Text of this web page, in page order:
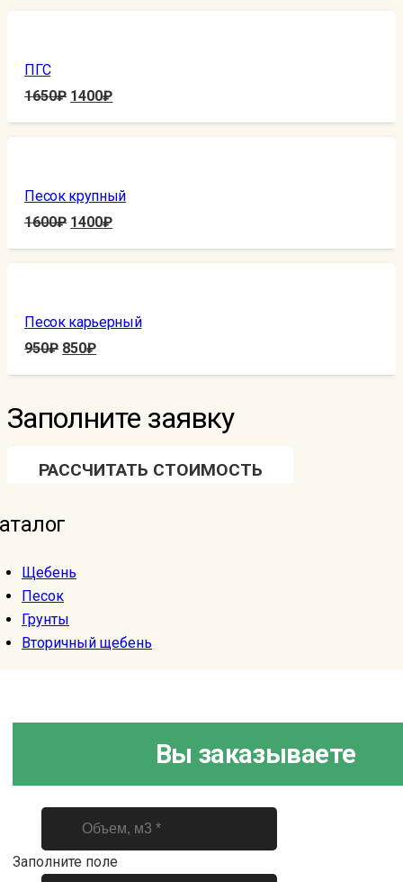
ПГС
1650₽ 1400₽
Песок крупный
1600₽ 1400₽
Песок карьерный
950₽ 850₽
Заполните заявку
РАССЧИТАТЬ СТОИМОСТЬ
Щебень
Песок
Грунты
Вторичный щебень
Вы заказываете
Заполните поле